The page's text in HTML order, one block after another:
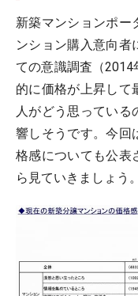
新築マンションポー
ンション購入意向者
ての意識調査（
的に価格が上昇して
人がどう思っている
響しそうです。今回
格感についても公表
ら見ていきましょう。